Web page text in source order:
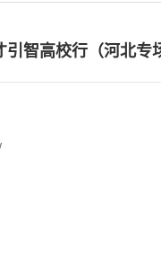
引智高校行（河北专